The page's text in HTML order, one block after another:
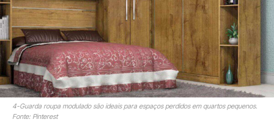
4-Guarda roupa modulado são ideais para espaços perdidos em quartos pequenos.
Fonte: Pinterest